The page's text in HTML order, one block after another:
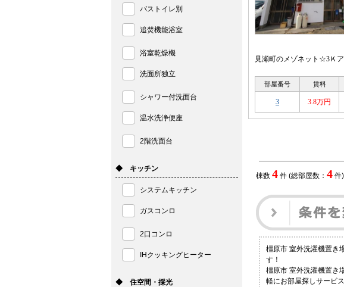
見瀬町のメゾネット☆3Ｋ
部屋番号 賃料
3 3.8万円
棟数 4件 (総部屋数： 4
橿原市 室外洗濯機置き
す！
橿原市 室外洗濯機置き
軽にお部屋探しサービ
バストイレ別
追焚機能浴室
浴室乾燥機
洗面所独立
シャワー付洗面台
温水洗浄便座
2階洗面台
◆ キッチン
システムキッチン
ガスコンロ
2口コンロ
IHクッキングヒーター
◆ 住空間・採光